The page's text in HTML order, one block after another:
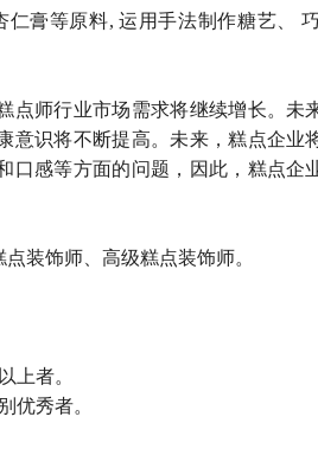
仁膏等原料, 运用手法制作糖艺、
师行业市场需求将继续增长。未
意识将不断提高。未来，糕点企业
口感等方面的问题，因此，糕点企
装饰师、高级糕点装饰师。
上者。
优秀者。